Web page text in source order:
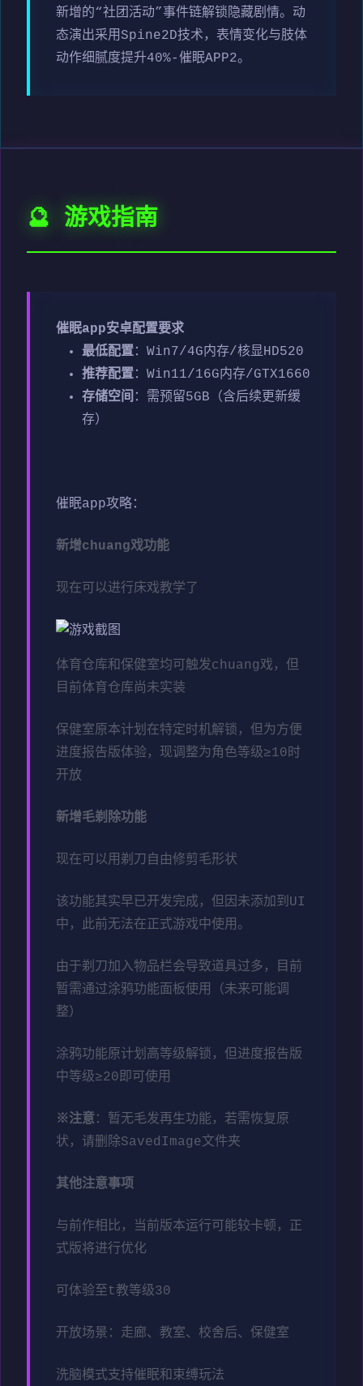
新增的“社团活动”事件链解锁隐藏剧情。动
态演出采用Spine2D技术，表情变化与肢体
动作细腻度提升40%-催眠APP2。
🔮 游戏指南
催眠app安卓配置要求
​最低配置​​：Win7/4G内存/核显HD520
​推荐配置​​：Win11/16G内存/GTX1660
​存储空间​ ​：需预留5GB（含后续更新缓
存）
催眠app攻略：
新增chuang戏功能
现在可以进行床戏教学了
体育仓库和保健室均可触发chuang戏，但
目前体育仓库尚未实装
保健室原本计划在特定时机解锁，但为方便
进度报告版体验，现调整为角色等级≥10时
开放
新增毛剃除功能
现在可以用剃刀自由修剪毛形状
该功能其实早已开发完成，但因未添加到UI
中，此前无法在正式游戏中使用。
由于剃刀加入物品栏会导致道具过多，目前
暂需通过涂鸦功能面板使用（未来可能调
整）
涂鸦功能原计划高等级解锁，但进度报告版
中等级≥20即可使用
※注意：暂无毛发再生功能，若需恢复原
状，请删除SavedImage文件夹
其他注意事项
与前作相比，当前版本运行可能较卡顿，正
式版将进行优化
可体验至t教等级30
开放场景：走廊、教室、校舍后、保健室
洗脑模式支持催眠和束缚玩法